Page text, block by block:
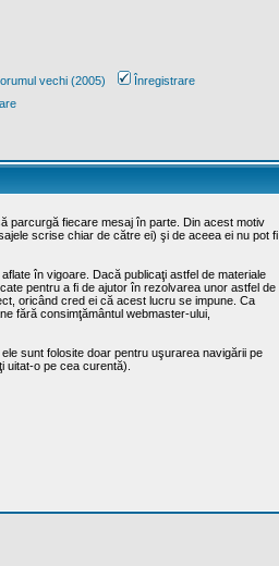
vechi (2005)
Înregistrare
parcurgă fiecare mesaj în parte. Din acest motiv
scrise chiar de către ei) şi de aceea ei nu pot fi
în vigoare. Dacă publicaţi astfel de materiale
pentru a fi de ajutor în rezolvarea unor astfel de
oricând cred ei că acest lucru se impune. Ca
fără consimţământul webmaster-ului,
sunt folosite doar pentru uşurarea navigării pe
uitat-o pe cea curentă).